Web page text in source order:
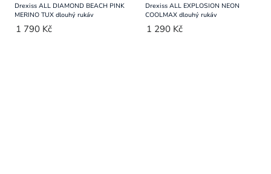
Drexiss ALL DIAMOND BEACH PINK
MERINO TUX dlouhý rukáv
1 790 Kč
Drexiss ALL EXPLOSION NEON
COOLMAX dlouhý rukáv
1 290 Kč